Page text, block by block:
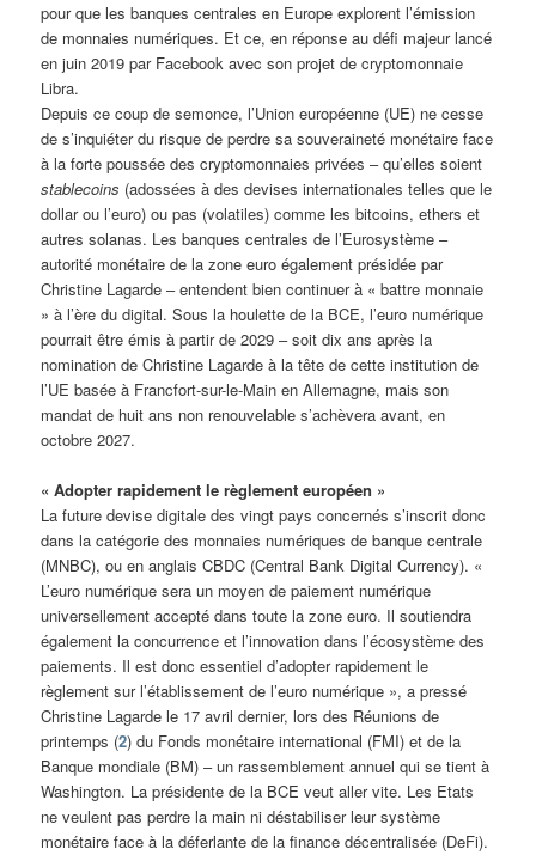
pour que les banques centrales en Europe explorent l’émission
de monnaies numériques. Et ce, en réponse au défi majeur lancé
en juin 2019 par Facebook avec son projet de cryptomonnaie
Libra.
Depuis ce coup de semonce, l’Union européenne (UE) ne cesse
de s’inquiéter du risque de perdre sa souveraineté monétaire face
à la forte poussée des cryptomonnaies privées – qu’elles soient
stablecoins (adossées à des devises internationales telles que le
dollar ou l’euro) ou pas (volatiles) comme les bitcoins, ethers et
autres solanas. Les banques centrales de l’Eurosystème –
autorité monétaire de la zone euro également présidée par
Christine Lagarde – entendent bien continuer à « battre monnaie
» à l’ère du digital. Sous la houlette de la BCE, l’euro numérique
pourrait être émis à partir de 2029 – soit dix ans après la
nomination de Christine Lagarde à la tête de cette institution de
l’UE basée à Francfort-sur-le-Main en Allemagne, mais son
mandat de huit ans non renouvelable s’achèvera avant, en
octobre 2027.
« Adopter rapidement le règlement européen »
La future devise digitale des vingt pays concernés s’inscrit donc
dans la catégorie des monnaies numériques de banque centrale
(MNBC), ou en anglais CBDC (Central Bank Digital Currency). «
L’euro numérique sera un moyen de paiement numérique
universellement accepté dans toute la zone euro. Il soutiendra
également la concurrence et l’innovation dans l’écosystème des
paiements. Il est donc essentiel d’adopter rapidement le
règlement sur l’établissement de l’euro numérique », a pressé
Christine Lagarde le 17 avril dernier, lors des Réunions de
printemps (2) du Fonds monétaire international (FMI) et de la
Banque mondiale (BM) – un rassemblement annuel qui se tient à
Washington. La présidente de la BCE veut aller vite. Les Etats
ne veulent pas perdre la main ni déstabiliser leur système
monétaire face à la déferlante de la finance décentralisée (DeFi).